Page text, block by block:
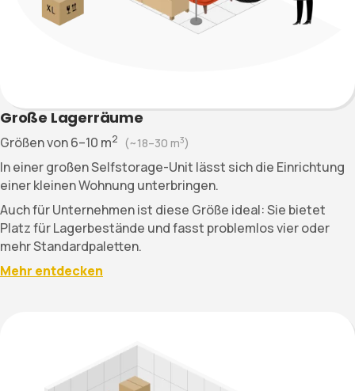
Große Lagerräume
Größen von6–10 m2 (~18–30 m3)
In einer großen Selfstorage-Unit lässt sich die Einrichtung
einer kleinen Wohnung unterbringen.
Auch für Unternehmen ist diese Größe ideal: Sie bietet
Platz für Lagerbestände und fasst problemlos vier oder
mehr Standardpaletten.
Mehr entdecken